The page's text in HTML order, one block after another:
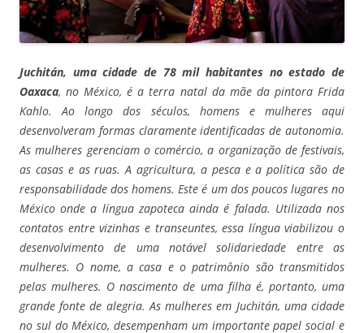
Juchitán, uma cidade de 78 mil habitantes no estado de
Oaxaca, no México, é a terra natal da mãe da pintora Frida
Kahlo. Ao longo dos séculos, homens e mulheres aqui
desenvolveram formas claramente identificadas de autonomia.
As mulheres gerenciam o comércio, a organização de festivais,
as casas e as ruas. A agricultura, a pesca e a política são de
responsabilidade dos homens. Este é um dos poucos lugares no
México onde a língua zapoteca ainda é falada. Utilizada nos
contatos entre vizinhas e transeuntes, essa língua viabilizou o
desenvolvimento de uma notável solidariedade entre as
mulheres. O nome, a casa e o patrimônio são transmitidos
pelas mulheres. O nascimento de uma filha é, portanto, uma
grande fonte de alegria. As mulheres em Juchitán, uma cidade
no sul do México, desempenham um importante papel social e